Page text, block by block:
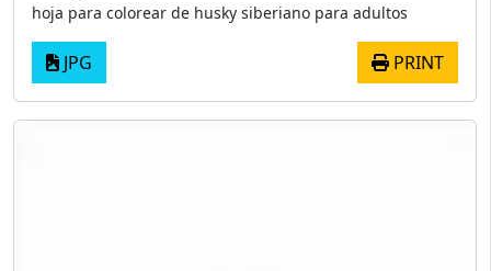
hoja para colorear de husky siberiano para adultos
JPG PRINT